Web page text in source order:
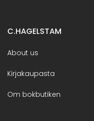
C.HAGELSTAM
About us
Kirjakaupasta
Om bokbutiken